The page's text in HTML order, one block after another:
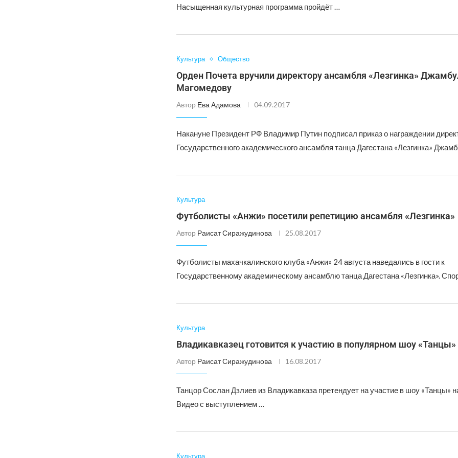
Насыщенная культурная программа пройдёт …
Культура Общество
Орден Почета вручили директору ансамбля «Лезгинка»
Магомедову
Автор Ева Адамова 04.09.2017
Накануне Президент РФ Владимир Путин подписал приказ о награждении
Государственного академического ансамбля танца Дагестана «Лезгинка»
Культура
Футболисты «Анжи» посетили репетицию ансамбля «Лезгинка»
Автор Раисат Сиражудинова 25.08.2017
Футболисты махачкалинского клуба «Анжи» 24 августа наведались в гости к
Государственному академическому ансамблю танца Дагестана «Лезгинка».
Культура
Владикавказец готовится к участию в популярном шоу «Танцы»
Автор Раисат Сиражудинова 16.08.2017
Танцор Сослан Дзлиев из Владикавказа претендует на участие в шоу «Танцы»
Видео с выступлением …
Культура